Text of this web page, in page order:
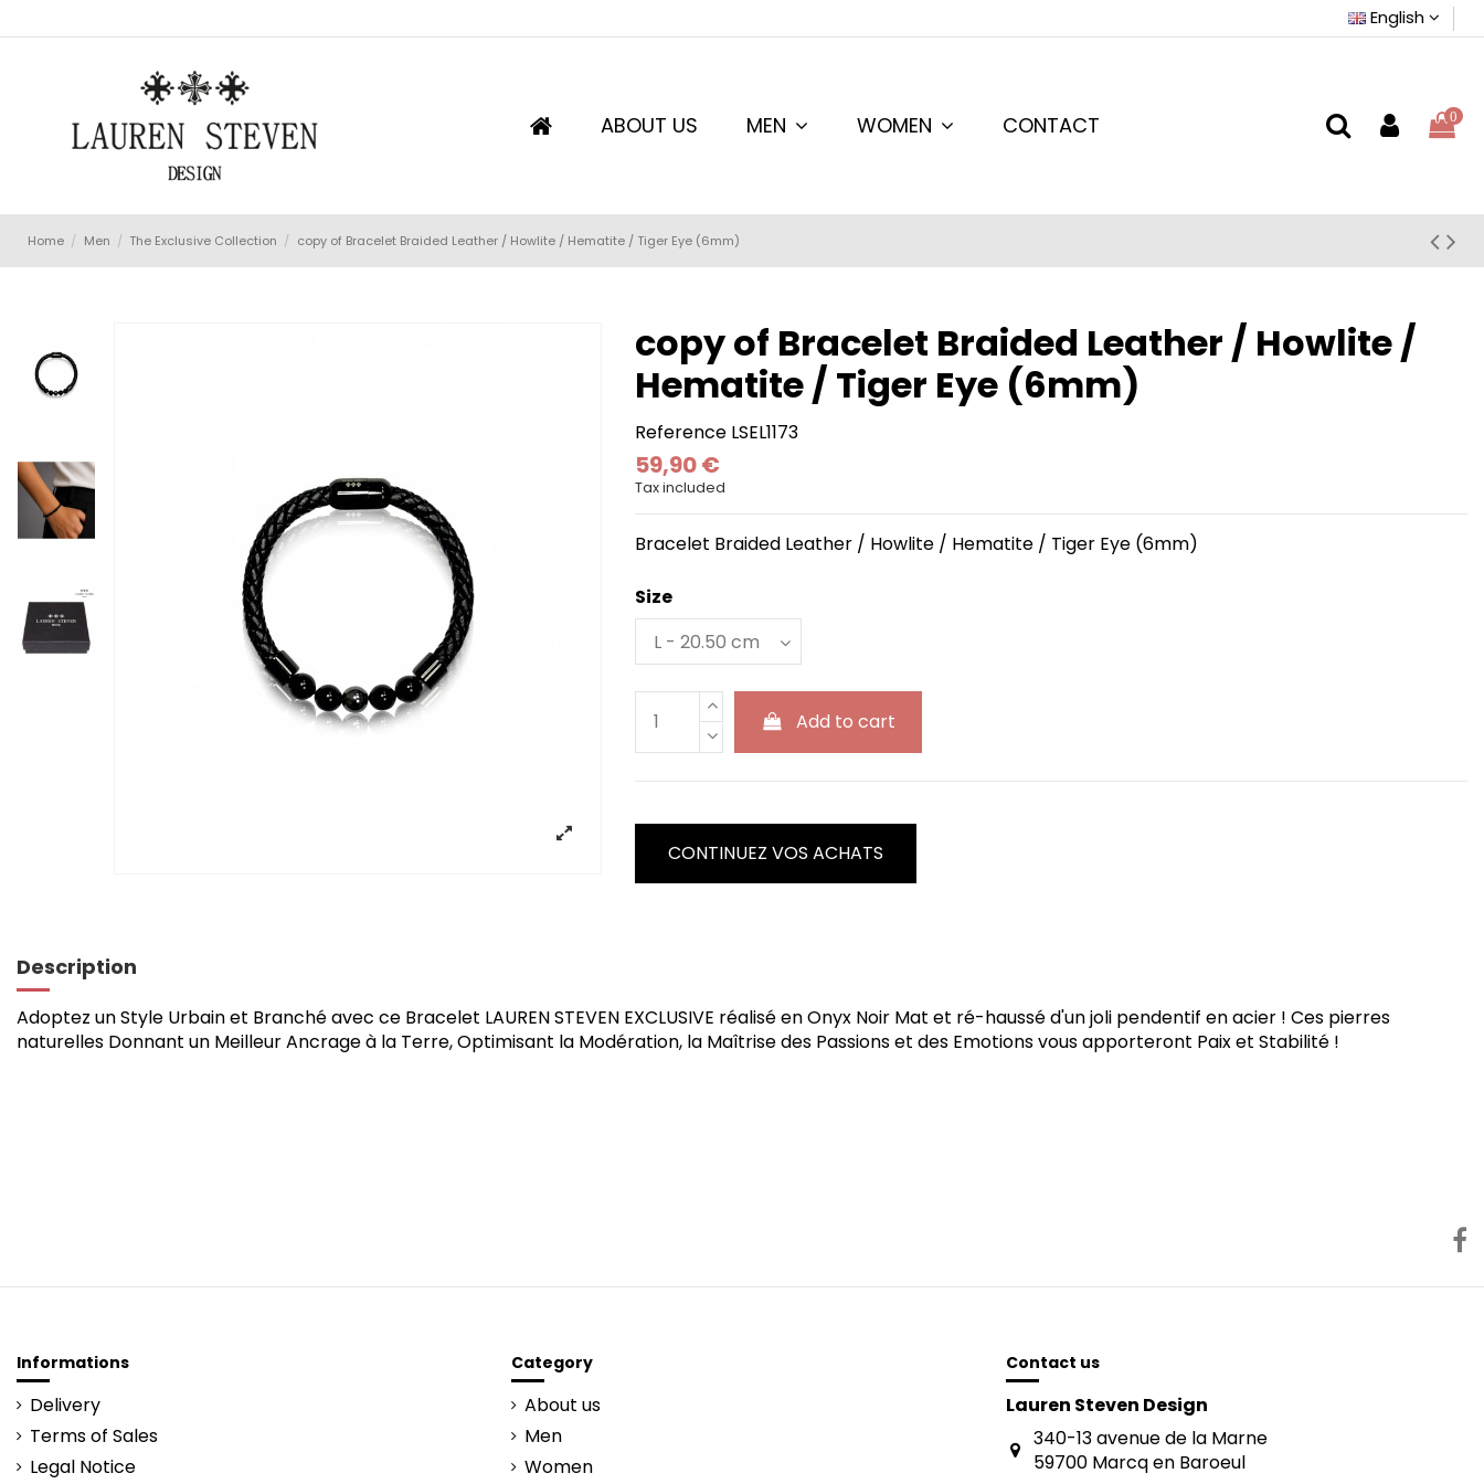
English
ABOUT US MEN WOMEN CONTACT 0
Home Men The Exclusive Collection copy of Bracelet Braided Leather / Howlite / Hematite / Tiger Eye (6mm)
copy of Bracelet Braided Leather / Howlite /
Hematite / Tiger Eye (6mm)
Reference LSEL1173
59,90 €
Tax included
Bracelet Braided Leather / Howlite / Hematite / Tiger Eye (6mm)
Size
Add to cart
CONTINUEZ VOS ACHATS
Description
Adoptez un Style Urbain et Branché avec ce Bracelet LAUREN STEVEN EXCLUSIVE réalisé en Onyx Noir Mat et ré-haussé d'un joli pendentif en acier ! Ces pierres
naturelles Donnant un Meilleur Ancrage à la Terre, Optimisant la Modération, la Maîtrise des Passions et des Emotions vous apporteront Paix et Stabilité !
Informations
Delivery
Terms of Sales
Legal Notice
Category
About us
Men
Women
Contact us
Lauren Steven Design
340-13 avenue de la Marne
59700 Marcq en Baroeul